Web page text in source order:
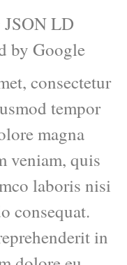
JSON LD
by Google
consectetur
tempor
magna
veniam, quis
laboris nisi
consequat.
in